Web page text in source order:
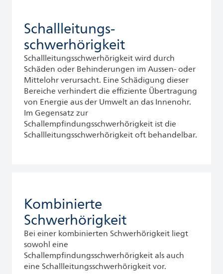
Schallleitungs­-
schwerhörigkeit
Schallleitungsschwerhörigkeit wird durch
Schäden oder Behinderungen im Aussen- oder
Mittelohr verursacht. Eine Schädigung dieser
Bereiche verhindert die effiziente Übertragung
von Energie aus der Umwelt an das Innenohr.
Im Gegensatz zur
Schallempfindungsschwerhörigkeit ist die
Schallleitungsschwerhörigkeit oft behandelbar.
Kombinierte
Schwerhörigkeit
Bei einer kombinierten Schwerhörigkeit liegt
sowohl eine
Schallempfindungsschwerhörigkeit als auch
eine Schallleitungsschwerhörigkeit vor.